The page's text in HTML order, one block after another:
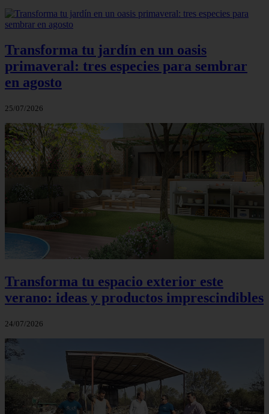
Transforma tu jardín en un oasis
primaveral: tres especies para sembrar
en agosto
25/07/2026
Transforma tu espacio exterior este
verano: ideas y productos imprescindibles
24/07/2026